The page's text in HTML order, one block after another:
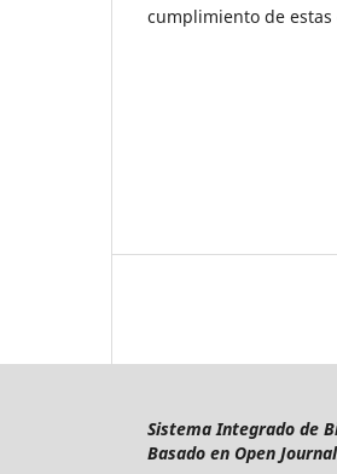
cumplimiento de estas
Sistema Integrado de
Basado en Open